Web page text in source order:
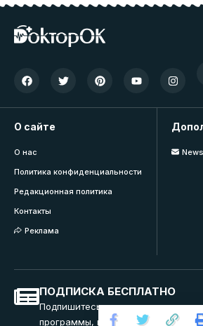
О сайте
О нас
Политика конфиденциальности
Редакционная политика
Контакты
Реклама
ПОДПИСКА БЕСПЛАТНО
Подпишитесь на нашу рассылку и
программы, вебинары и тренинги.